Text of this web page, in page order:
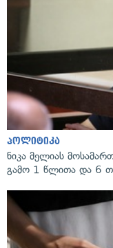
პოლიტიკა
ნიკა მელიას
გამო 1 წლითა და 6